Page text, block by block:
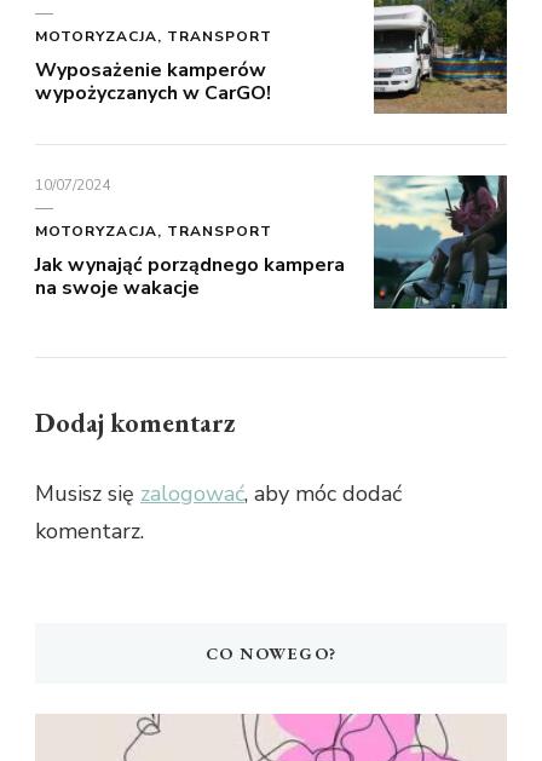
MOTORYZACJA, TRANSPORT
Wyposażenie kamperów
wypożyczanych w CarGO!
10/07/2024
MOTORYZACJA, TRANSPORT
Jak wynająć porządnego kampera
na swoje wakacje
Dodaj komentarz
Musisz się zalogować, aby móc dodać
komentarz.
CO NOWEGO?